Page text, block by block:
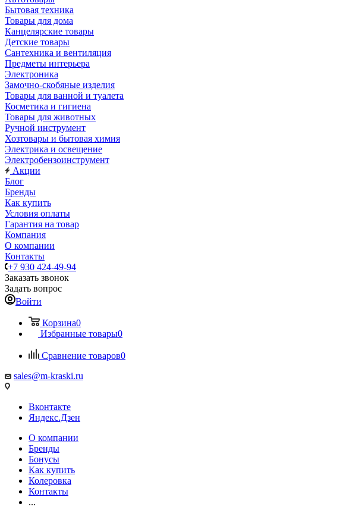
Бытовая техника
Товары для дома
Канцелярские товары
Детские товары
Сантехника и вентиляция
Предметы интерьера
Электроника
Замочно-скобяные изделия
Товары для ванной и туалета
Косметика и гигиена
Товары для животных
Ручной инструмент
Хозтовары и бытовая химия
Электрика и освещение
Электробензоинструмент
Акции
Блог
Бренды
Как купить
Условия оплаты
Гарантия на товар
Компания
О компании
Контакты
+7 930 424-49-94
Заказать звонок
Задать вопрос
Войти
Корзина0
Избранные товары0
Сравнение товаров0
sales@m-kraski.ru
Вконтакте
Яндекс.Дзен
О компании
Бренды
Бонусы
Как купить
Колеровка
Контакты
...